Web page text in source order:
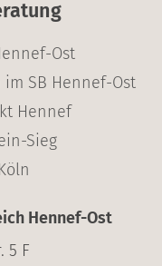
Ost
im SB Hennef-Ost
Hennef
Sieg
Hennef-Ost
5 F